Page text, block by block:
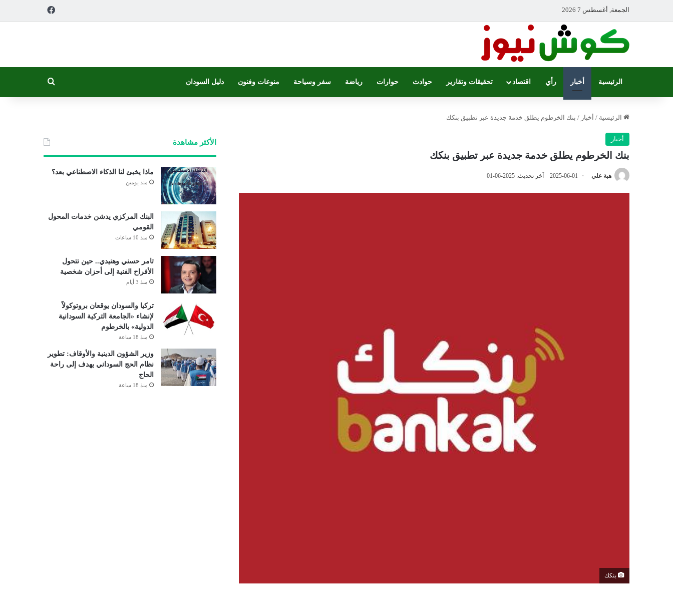
الجمعة, أغسطس 7 2026
الرئيسية أخبار رأي اقتصاد تحقيقات وتقارير حوادث حوارات رياضة سفر وسياحة منوعات وفنون دليل السودان
الرئيسية / أخبار / بنك الخرطوم يطلق خدمة جديدة عبر تطبيق بنكك
أخبار
بنك الخرطوم يطلق خدمة جديدة عبر تطبيق بنكك
هبة علي 2025-06-01 آخر تحديث: 2025-06-01
بنكك
الأكثر مشاهدة
ماذا يخبئ لنا الذكاء الاصطناعي بعد؟
منذ يومين
البنك المركزي يدشن خدمات المحول
القومي
منذ 10 ساعات
تامر حسني وهنيدي.. حين تتحول
الأفراح الفنية إلى أحزان شخصية
منذ 3 أيام
تركيا والسودان يوقعان بروتوكولاً
لإنشاء «الجامعة التركية السودانية
الدولية» بالخرطوم
منذ 18 ساعة
وزير الشؤون الدينية والأوقاف: تطوير
نظام الحج السوداني يهدف إلى راحة
الحاج
منذ 18 ساعة